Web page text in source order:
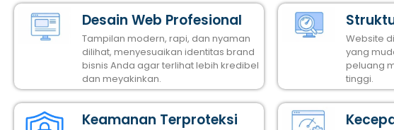
Desain Web Profesional
Tampilan modern, rapi, dan nyaman
dilihat, menyesuaikan identitas brand
bisnis Anda agar terlihat lebih kredibel
dan meyakinkan.
Keamanan Terproteksi
Website
yang
peluang
tinggi.